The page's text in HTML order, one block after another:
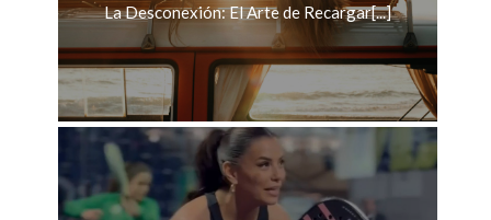
La Desconexión: El Arte de Recargar[...]